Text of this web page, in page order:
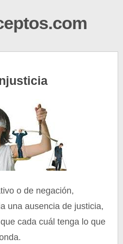
o de negación,
una ausencia de justicia,
cada cuál tenga lo que